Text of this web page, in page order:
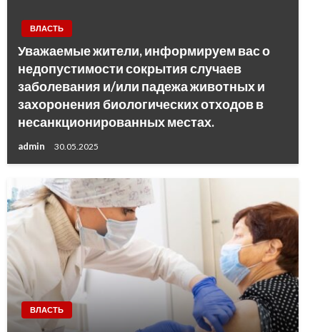
ВЛАСТЬ
Уважаемые жители, информируем вас о
недопустимости сокрытия случаев
заболевания и/или падежа животных и
захоронения биологических отходов в
несанкционированных местах.
admin 30.05.2025
ВЛАСТЬ